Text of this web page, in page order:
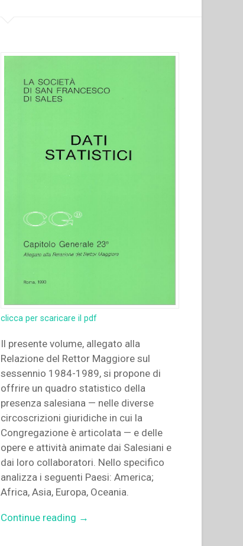
clicca per scaricare il pdf
Il presente volume, allegato alla
Relazione del Rettor Maggiore sul
sessennio 1984-1989, si propone di
offrire un quadro statistico della
presenza salesiana — nelle diverse
circoscrizioni giuridiche in cui la
Congregazione è articolata — e delle
opere e attività animate dai Salesiani e
dai loro collaboratori. Nello specifico
analizza i seguenti Paesi: America;
Africa, Asia, Europa, Oceania.
Continue reading “Archivio
→